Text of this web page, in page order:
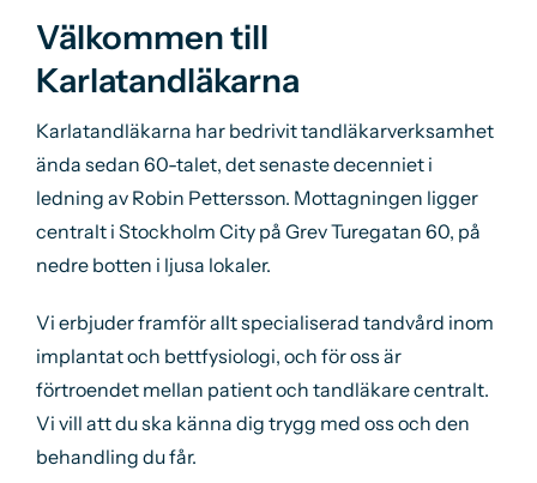
Välkommen till
Karlatandläkarna
Karlatandläkarna har bedrivit tandläkarverksamhet
ända sedan 60-talet, det senaste decenniet i
ledning av Robin Pettersson. Mottagningen ligger
centralt i Stockholm City på Grev Turegatan 60, på
nedre botten i ljusa lokaler.
Vi erbjuder framför allt specialiserad tandvård inom
implantat och bettfysiologi, och för oss är
förtroendet mellan patient och tandläkare centralt.
Vi vill att du ska känna dig trygg med oss och den
behandling du får.